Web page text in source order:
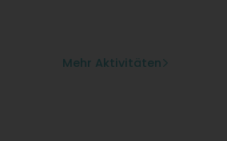
Mehr Aktivitäten